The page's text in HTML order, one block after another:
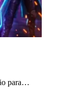
para…